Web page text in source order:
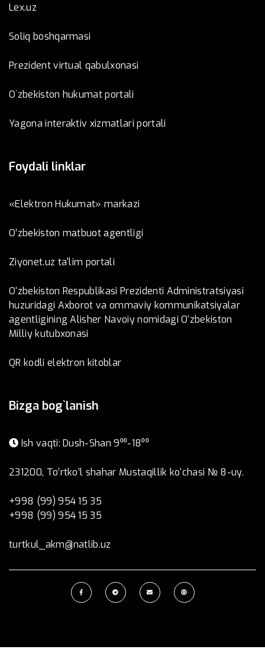
Lex.uz
Soliq boshqarmasi
Prezident virtual qabulxonasi
O`zbekiston hukumat portali
Yagona interaktiv xizmatlari portali
Foydali linklar
«Elektron Hukumat» markazi
O’zbеkistоn mаtbuоt аgеntligi
Ziyonet.uz ta'lim portali
O‘zbekiston Respublikasi Prezidenti Administratsiyasi
huzuridagi Axborot va ommaviy kommunikatsiyalar
agentligining Alisher Navoiy nomidagi O‘zbekiston
Milliy kutubxonasi
QR kodli elektron kitoblar
Bizga bog`lanish
Ish vaqti: Dush-Shan 9⁰⁰-18⁰⁰
231200, To’rtko’l shahar Mustaqillik ko‘chasi № 8-uy.
+998 (99) 954 15 35
+998 (99) 954 15 35
turtkul_akm@natlib.uz